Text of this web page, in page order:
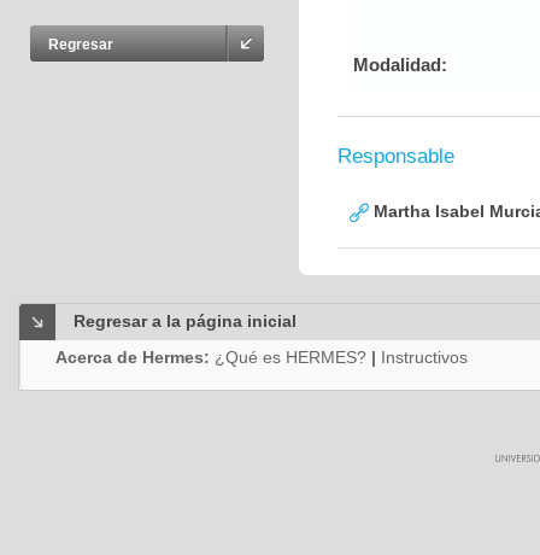
Regresar
Modalidad:
Responsable
Martha Isabel
Regresar a la página inicial
Acerca de Hermes: ¿Qué es HERMES? | Instructivos